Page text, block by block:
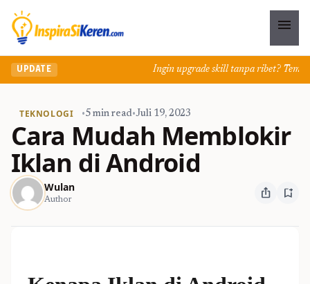
menu
UPDATE Ingin upgrade skill tanpa ribet?
TEKNOLOGI •5 min read•Juli 19, 2023
Cara Mudah Memblokir
Iklan di Android
Wulan
Author ios_share bookmark_add